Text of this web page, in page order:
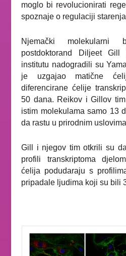
moglo bi revolucionirati
spoznaje o regulaciji
Njemački molekularni
postdoktorand Diljeet
institutu nadogradili su
je uzgajao matične
diferencirane ćelije
50 dana. Reikov i Gillov
istim molekulama samo 13
da rastu u prirodnim
Gill i njegov tim otkrili su
profili transkriptoma
ćelija podudaraju s
pripadale ljudima koji su bili